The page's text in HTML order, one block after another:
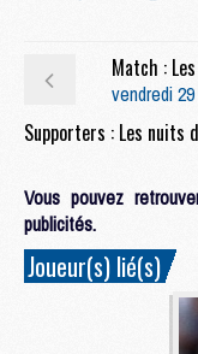
vendredi
Vous pouvez
publicités.
Joueur(s) lié(s)